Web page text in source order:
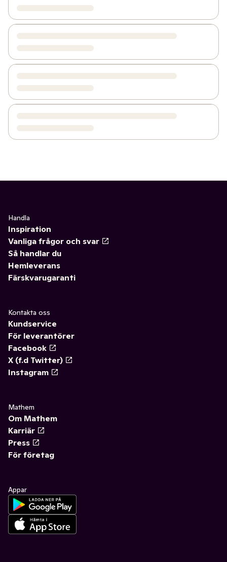
Handla
Inspiration
Vanliga frågor och svar
Så handlar du
Hemleverans
Färskvarugaranti
Kontakta oss
Kundservice
För leverantörer
Facebook
X (f.d Twitter)
Instagram
Mathem
Om Mathem
Karriär
Press
För företag
Appar